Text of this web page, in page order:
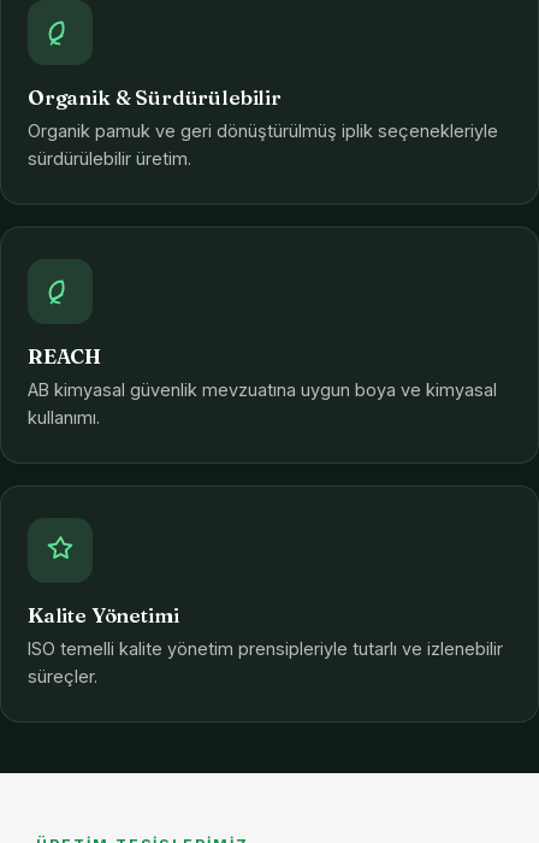
Organik & Sürdürülebilir
Organik pamuk ve geri dönüştürülmüş iplik seçenekleriyle
sürdürülebilir üretim.
REACH
AB kimyasal güvenlik mevzuatına uygun boya ve kimyasal
kullanımı.
Kalite Yönetimi
ISO temelli kalite yönetim prensipleriyle tutarlı ve izlenebilir
süreçler.